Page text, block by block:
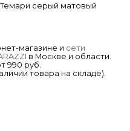
серый матовый
магазине и сети
в Москве и области.
990 руб.
товара на складе).